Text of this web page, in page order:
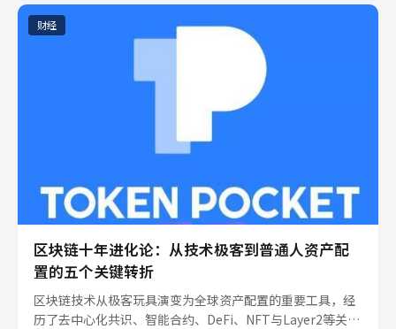
财经
区块链十年进化论：从技术极客到普通人资产配
置的五个关键转折
区块链技术从极客玩具演变为全球资产配置的重要工具，经
历了去中心化共识、智能合约、DeFi、NFT与Layer2等关键